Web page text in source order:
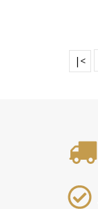
|<